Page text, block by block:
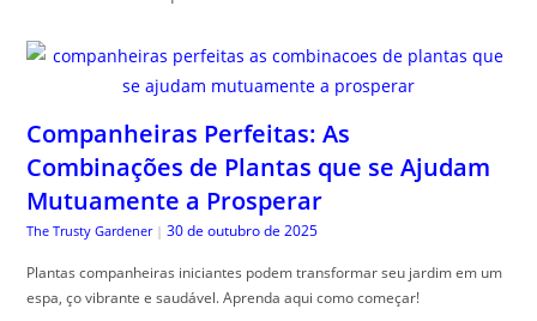
Companheiras Perfeitas: As
Combinações de Plantas que se Ajudam
Mutuamente a Prosperar
The Trusty Gardener | 30 de outubro de 2025
Plantas companheiras iniciantes podem transformar seu jardim em um
espa, ço vibrante e saudável. Aprenda aqui como começar!